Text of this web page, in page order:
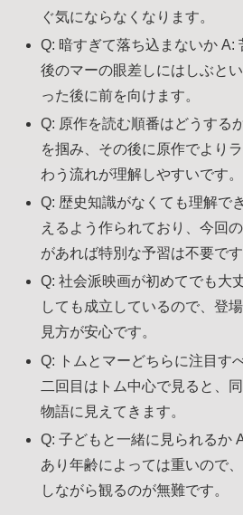
ぐ気にならなくなります。
Q: 暗すぎて落ち込まないか A:
後のマーの眼差しにはしぶと
った後に前を向けます。
Q: 原作を読む順番はどうする
を掴み、その後に原作でより
わう流れが理解しやすいです。
Q: 歴史知識がなくても理解で
えるよう作られており、今回
があれば特別な予習は不要です
Q: 社会派映画が初めてでも大
しても成立しているので、登
見方が安心です。
Q: トムとマーどちらに注目す
二回目はトム中心で見ると、
物語に見えてきます。
Q: 子どもと一緒に見られるか
あり年齢によっては重いので
しながら観るのが無難です。